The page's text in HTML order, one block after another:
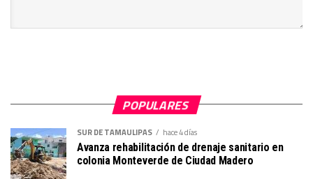
POPULARES
SUR DE TAMAULIPAS hace 4 días
Avanza rehabilitación de drenaje sanitario en
colonia Monteverde de Ciudad Madero